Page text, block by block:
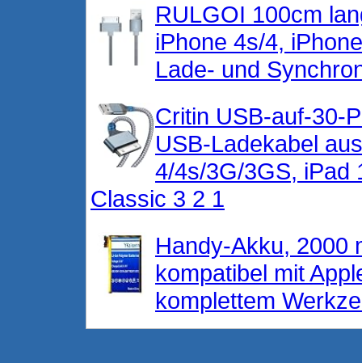
RULGOI 100cm
iPhone 4s/4,
Lade- und
Critin USB-auf-30-
USB-Ladekabel
4/4s/3G/3GS, iPad
Classic 3 2 1
Handy-Akku, 2000
kompatibel mit
komplettem